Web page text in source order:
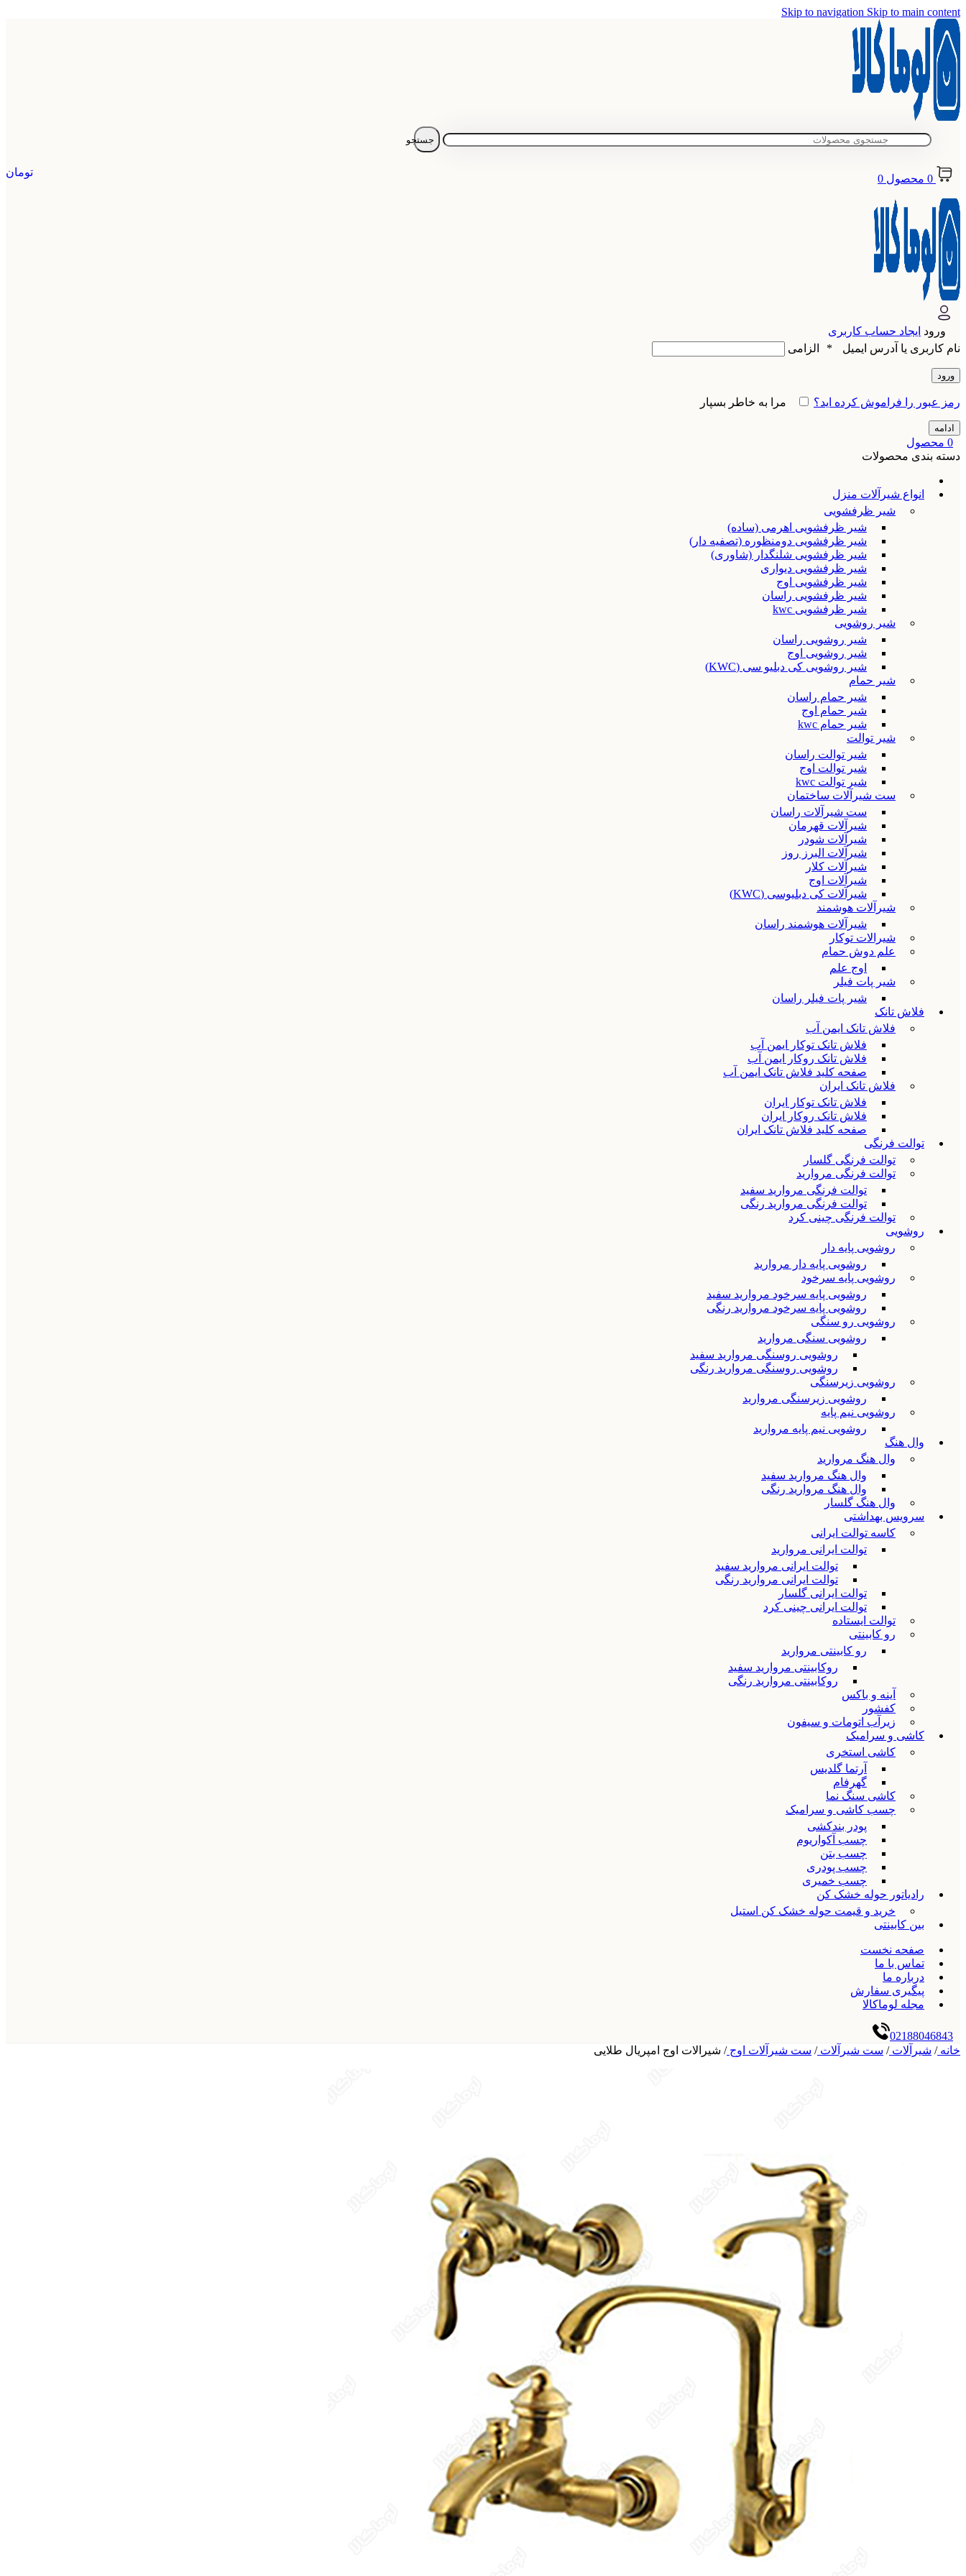
Skip to navigation Skip to main content
جستجو
0 محصول 0
تومان
ورود ایجاد حساب کاربری
نام کاربری یا آدرس ایمیل
* الزامی
ورود
رمز عبور را فراموش کرده اید؟ مرا به خاطر بسپار
ادامه
0 محصول
دسته بندی محصولات
انواع شیرآلات منزل
شیر ظرفشویی
شیر ظرفشویی اهرمی (ساده)
شیر ظرفشویی دومنظوره (تصفیه دار)
شیر ظرفشویی شلنگدار (شاوری)
شیر ظرفشویی دیواری
شیر ظرفشویی اوج
شیر ظرفشویی راسان
شیر ظرفشویی kwc
شیر روشویی
شیر روشویی راسان
شیر روشویی اوج
شیر روشویی کی دبلیو سی (KWC)
شیر حمام
شیر حمام راسان
شیر حمام اوج
شیر حمام kwc
شیر توالت
شیر توالت راسان
شیر توالت اوج
شیر توالت kwc
ست شیرآلات ساختمان
ست شیرآلات راسان
شیرآلات قهرمان
شیرآلات شودر
شیرآلات البرز روز
شیرآلات کلار
شیرآلات اوج
شیرآلات کی دبلیوسی (KWC)
شیرآلات هوشمند
شیرآلات هوشمند راسان
شیرالات توکار
علم دوش حمام
اوج علم
شیر پات فیلر
شیر پات فیلر راسان
فلاش تانک
فلاش تانک ایمن آب
فلاش تانک توکار ایمن آب
فلاش تانک روکار ایمن آب
صفحه کلید فلاش تانک ایمن آب
فلاش تانک ایران
فلاش تانک توکار ایران
فلاش تانک روکار ایران
صفحه کلید فلاش تانک ایران
توالت فرنگی
توالت فرنگی گلسار
توالت فرنگی مروارید
توالت فرنگی مروارید سفید
توالت فرنگی مروارید رنگی
توالت فرنگی چینی کرد
روشویی
روشویی پایه دار
روشویی پایه دار مروارید
روشویی پایه سرخود
روشویی پایه سرخود مروارید سفید
روشویی پایه سرخود مروارید رنگی
روشویی رو سنگی
روشویی سنگی مروارید
روشویی روسنگی مروارید سفید
روشویی روسنگی مروارید رنگی
روشویی زیرسنگی
روشویی زیرسنگی مروارید
روشویی نیم پایه
روشویی نیم پایه مروارید
وال هنگ
وال هنگ مروارید
وال هنگ مروارید سفید
وال هنگ مروارید رنگی
وال هنگ گلسار
سرویس بهداشتی
کاسه توالت ایرانی
توالت ایرانی مروارید
توالت ایرانی مروارید سفید
توالت ایرانی مروارید رنگی
توالت ایرانی گلسار
توالت ایرانی چینی کرد
توالت ایستاده
رو کابینتی
رو کابینتی مروارید
روکابینتی مروارید سفید
روکابینتی مروارید رنگی
آینه و باکس
کفشور
زیرآب اتومات و سیفون
کاشی و سرامیک
کاشی استخری
آرتما گلدیس
گهرفام
کاشی سنگ نما
چسب کاشی و سرامیک
پودر بندکشی
چسب آکواریوم
چسب بتن
چسب پودری
چسب خمیری
رادیاتور حوله خشک کن
خرید و قیمت حوله خشک کن استیل
بین کابینتی
صفحه نخست
تماس با ما
درباره ما
پیگیری سفارش
مجله لوماکالا
02188046843
خانه/ شیرآلات/ ست شیرآلات/ ست شیرآلات اوج/ شیرالات اوج امپریال طلایی